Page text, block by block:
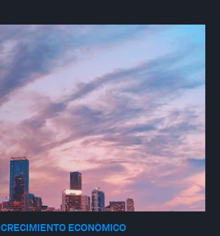
CRECIMIENTO ECONÓMICO